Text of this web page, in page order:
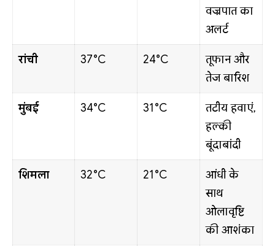
वज्रपात का
अलर्ट
रांची 37°C 24°C
तूफान और
तेज बारिश
मुंबई 34°C 31°C
तटीय हवाएं,
हल्की
बूंदाबांदी
शिमला 32°C 21°C
आंधी के
साथ
ओलावृष्टि
की आशंका